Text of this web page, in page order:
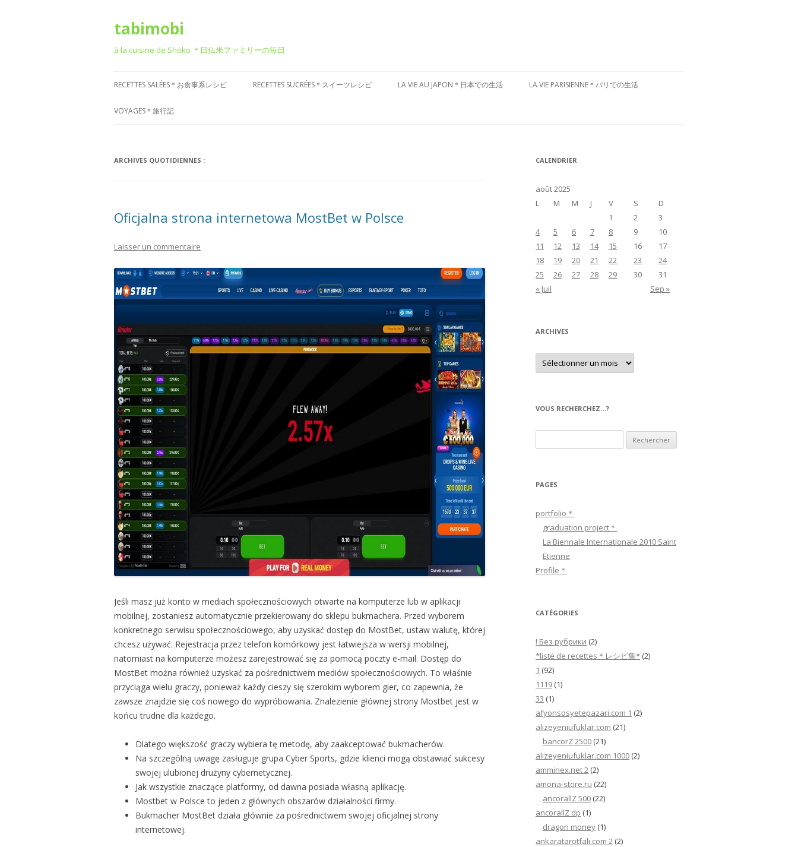
tabimobi
à la cuisine de Shoko ＊日仏米ファミリーの毎日
au
RECETTES SALÉES＊お食事系レシピ
RECETTE DE BENTO＊お弁当
RECETTE FRANÇAISE＊フレンチ風
＊欧米風レシピほか
GÂTEAUX SALÉS＊食事ケーキ
RECETTES SUCRÉES＊スイーツレシピ LA VIE AU JAPON＊日本での生活 LA VIE PARISIENNE＊パリでの生活
メ
VISITE DE LA FRANCE＊フランス国
内お散歩
VOYAGES＊旅行記
旅行
ARCHIVES QUOTIDIENNES :
Oficjalna strona internetowa MostBet w Polsce
Laisser un commentaire
Jeśli masz już konto w mediach społecznościowych otwarte na komputerze lub w aplikacji
mobilnej, zostaniesz automatycznie przekierowany do sklepu bukmachera. Przed wyborem
konkretnego serwisu społecznościowego, aby uzyskać dostęp do MostBet, ustaw walutę, której
chcesz używać. Rejestracja przez telefon komórkowy jest łatwiejsza w wersji mobilnej,
natomiast na komputerze możesz zarejestrować się za pomocą poczty e-mail. Dostęp do
MostBet można również uzyskać za pośrednictwem mediów społecznościowych. To właśnie
przyciąga wielu graczy, ponieważ każdy cieszy się szerokim wyborem gier, co zapewnia, że
zawsze znajdzie się coś nowego do wypróbowania. Znalezienie głównej strony Mostbet jest w
końcu trudne dla każdego.
Dlatego większość graczy wybiera tę metodę, aby zaakceptować bukmacherów.
Na szczególną uwagę zasługuje grupa Cyber Sports, gdzie klienci mogą obstawiać sukcesy
swojej ulubionej drużyny cybernetycznej.
Jak wszystkie znaczące platformy, od dawna posiada własną aplikację.
Mostbet w Polsce to jeden z głównych obszarów działalności firmy.
Bukmacher MostBet działa głównie za pośrednictwem swojej oficjalnej strony
internetowej.
CALENDRIER
août 2025
L
M M J V S D
« Juil Sep »
1 2
3
4
5 6 7 8 9
10
11
12 13 14 15 16
17
18
19 20 21 22 23
24
25
26 27 28 29 30 31
ARCHIVES
A
c
e
s
VOUS RECHERCHEZ…?
e
h
r
PAGES
portfolio＊
graduation project＊
La Biennale Internationale 2010 Saint
Etienne
Profile＊
CATÉGORIES
! Без рубрики (2)
*liste de recettes＊レシピ集* (2)
1 (92)
1119 (1)
33 (1)
afyonsosyetepazari.com 1 (2)
alizeyeniufuklar.com (21)
bancorZ 2500 (21)
alizeyeniufuklar.com 1000 (2)
amminex.net 2 (2)
amona-store.ru (22)
ancorallZ 500 (22)
ancorallZ dp (1)
dragon money (1)
ankaratarotfali.com 2 (2)